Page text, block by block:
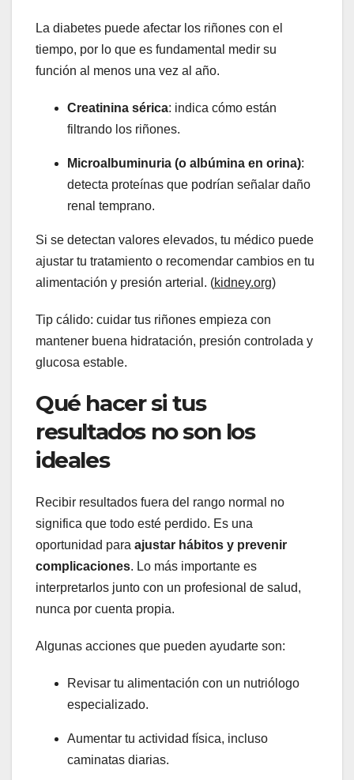
La diabetes puede afectar los riñones con el
tiempo, por lo que es fundamental medir su
función al menos una vez al año.
Creatinina sérica: indica cómo están
filtrando los riñones.
Microalbuminuria (o albúmina en orina):
detecta proteínas que podrían señalar daño
renal temprano.
Si se detectan valores elevados, tu médico puede
ajustar tu tratamiento o recomendar cambios en tu
alimentación y presión arterial. (kidney.org)
Tip cálido: cuidar tus riñones empieza con
mantener buena hidratación, presión controlada y
glucosa estable.
Qué hacer si tus
resultados no son los
ideales
Recibir resultados fuera del rango normal no
significa que todo esté perdido. Es una
oportunidad para ajustar hábitos y prevenir
complicaciones. Lo más importante es
interpretarlos junto con un profesional de salud,
nunca por cuenta propia.
Algunas acciones que pueden ayudarte son:
Revisar tu alimentación con un nutriólogo
especializado.
Aumentar tu actividad física, incluso
caminatas diarias.